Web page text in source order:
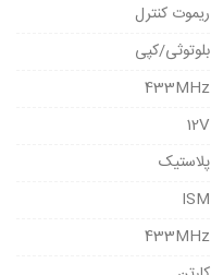
ریموت کنترل
بلوتوثی/کپی
433MHz
12V
پلاستیک
ISM
433MHz